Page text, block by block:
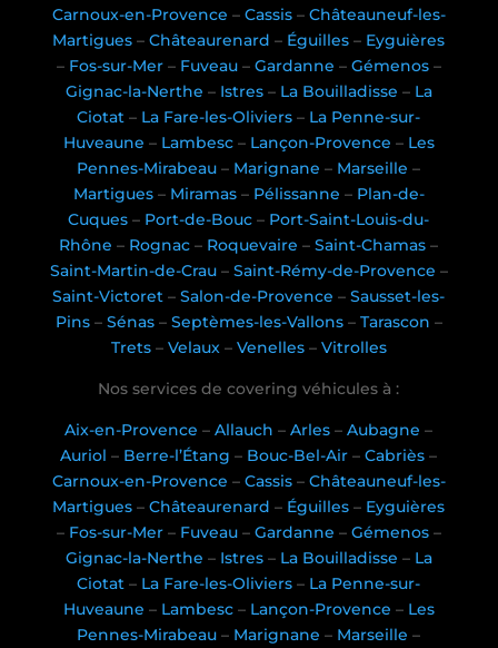
Carnoux-en-Provence – Cassis– Châteauneuf-les-
Martigues –Châteaurenard – Éguilles – Eyguières
– Fos-sur-Mer– Fuveau– Gardanne – Gémenos–
Gignac-la-Nerthe – Istres– La Bouilladisse – La
Ciotat – La Fare-les-Oliviers – La Penne-sur-
Huveaune – Lambesc– Lançon-Provence – Les
Pennes-Mirabeau – Marignane – Marseille –
Martigues– Miramas– Pélissanne – Plan-de-
Cuques – Port-de-Bouc – Port-Saint-Louis-du-
Rhône – Rognac – Roquevaire –Saint-Chamas –
Saint-Martin-de-Crau– Saint-Rémy-de-Provence –
Saint-Victoret –Salon-de-Provence –Sausset-les-
Pins– Sénas– Septèmes-les-Vallons– Tarascon –
Trets– Velaux– Venelles– Vitrolles
Nos services de covering véhicules à :
Aix-en-Provence –Allauch –Arles –Aubagne –
Auriol – Berre-l’Étang – Bouc-Bel-Air –Cabriès –
Carnoux-en-Provence – Cassis– Châteauneuf-les-
Martigues –Châteaurenard – Éguilles – Eyguières
– Fos-sur-Mer– Fuveau– Gardanne – Gémenos–
Gignac-la-Nerthe – Istres– La Bouilladisse – La
Ciotat – La Fare-les-Oliviers – La Penne-sur-
Huveaune – Lambesc– Lançon-Provence – Les
Pennes-Mirabeau – Marignane – Marseille –